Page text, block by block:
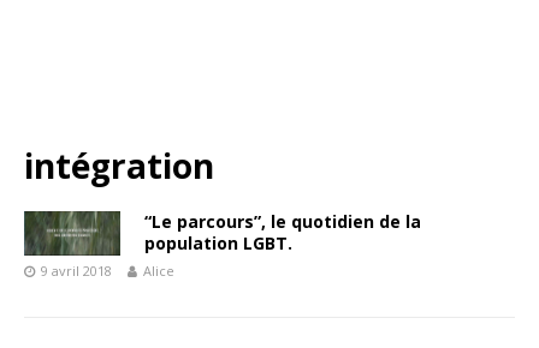
intégration
“Le parcours”, le quotidien de la
population LGBT.
9 avril 2018 Alice